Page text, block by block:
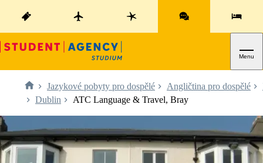
Menu
Jazykové pobyty pro dospělé Angličtina pro dospělé
Dublin
ATC Language & Travel, Bray